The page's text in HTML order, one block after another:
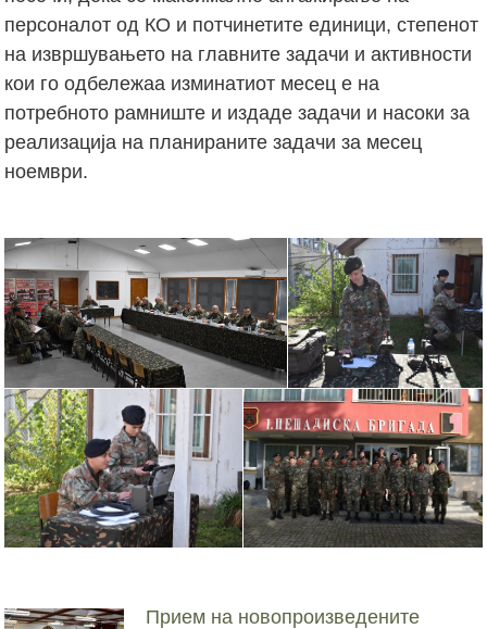
персоналот од КО и потчинетите единици, степенот
на извршувањето на главните задачи и активности
кои го одбележаа изминатиот месец е на
потребното рамниште и издаде задачи и насоки за
реализација на планираните задачи за месец
ноември.
Прием на новопроизведените